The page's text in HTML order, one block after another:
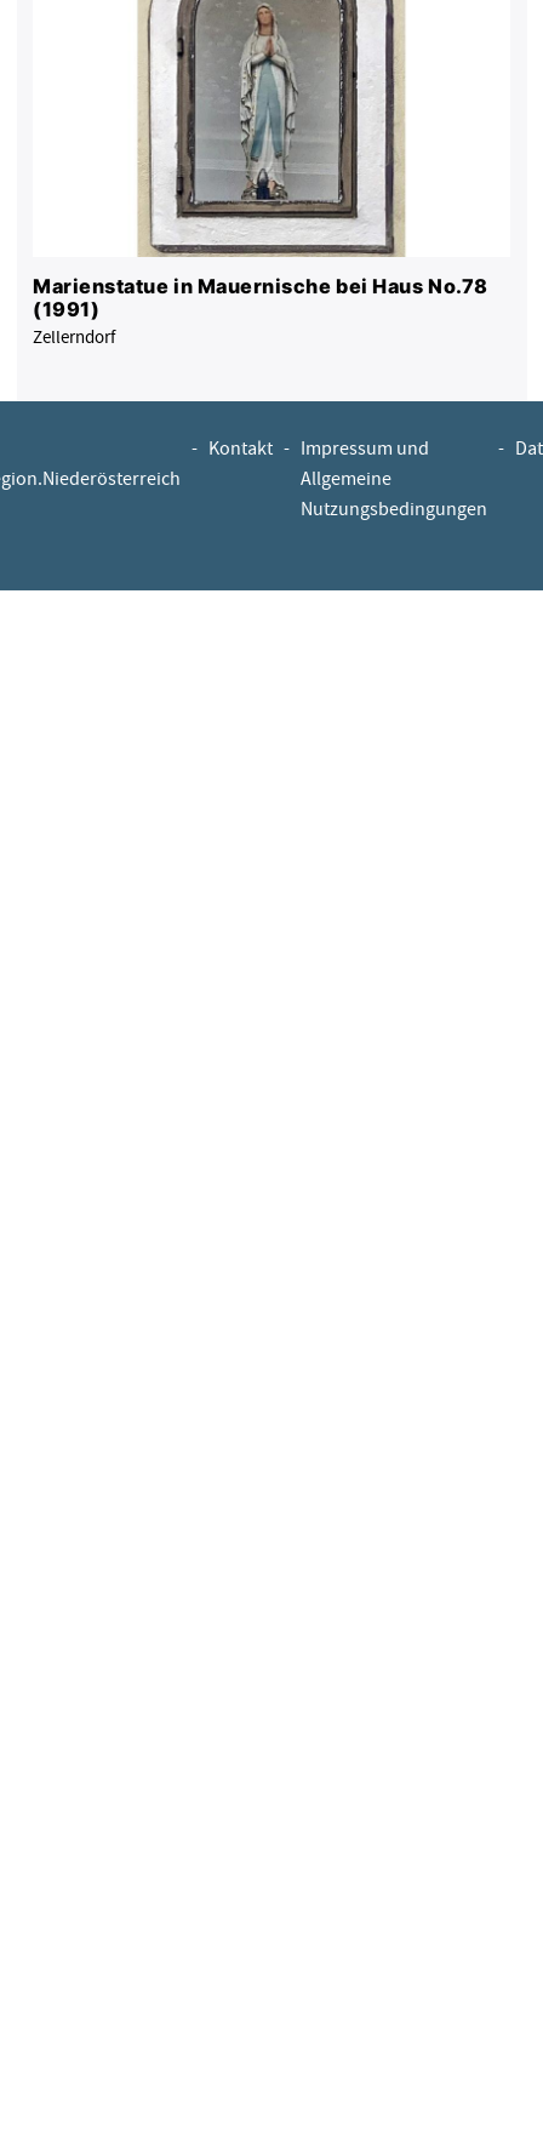
Marienstatue in Mauernische bei Haus No.78
(1991)
Zellerndorf
- Kontakt - Impressum und
Allgemeine
Nutzungsbedingungen
-